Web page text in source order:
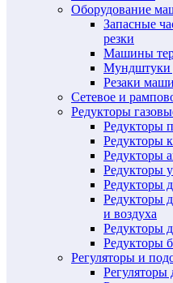
Оборудование
Запасные
резки
Машины
Мундштуки
Резаки
Сетевое и
Редукторы
Редукторы
Редукторы
Редукторы
Редукторы
Редукторы
Редукторы
и воздуха
Редукторы
Редукторы
Регуляторы и
Регуляторы